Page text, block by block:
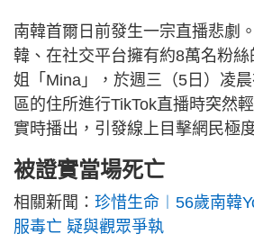
南韓首爾日前發生一宗直播悲劇
韓、在社交平台擁有約8萬名粉
姐「Mina」，於週三（5日）凌
區的住所進行TikTok直播時突然
實時播出，引發線上目擊網民極
被證實當場死亡
相關新聞： 珍惜生命︱56歲南韓
服毒亡 疑與觀眾爭執